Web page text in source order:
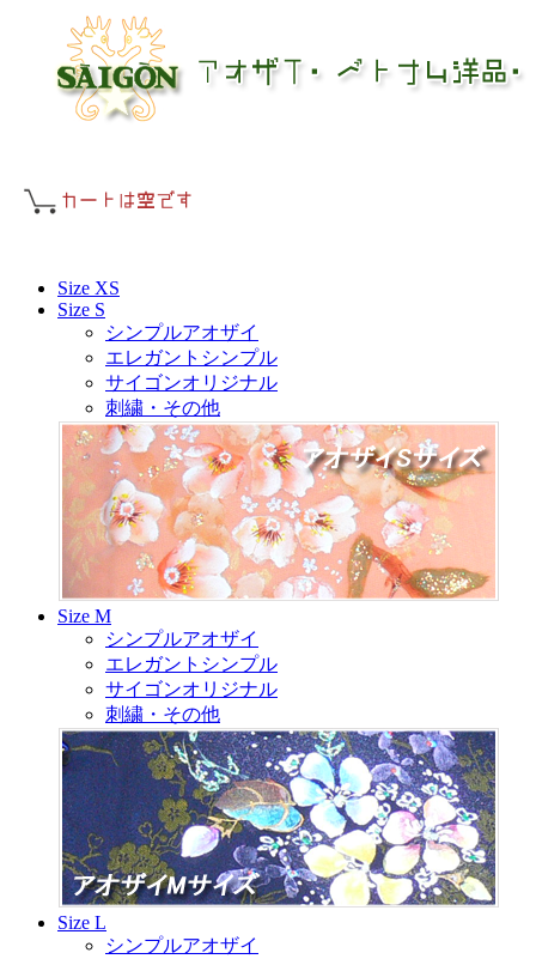
Size XS
Size S
シンプルアオザイ
エレガントシンプル
サイゴンオリジナル
刺繍・その他
Size M
シンプルアオザイ
エレガントシンプル
サイゴンオリジナル
刺繍・その他
Size L
シンプルアオザイ